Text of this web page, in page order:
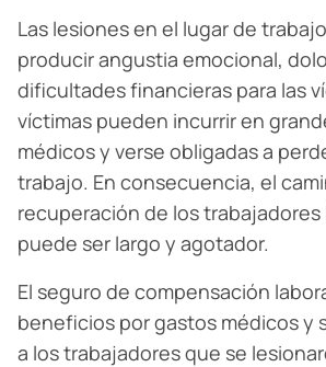
Las lesiones en el lugar de
producir angustia emocional,
dificultades financieras para las
víctimas pueden incurrir en
médicos y verse obligadas a
trabajo. En consecuencia, el
recuperación de los
puede ser largo y agotador.
El seguro de compensación
beneficios por gastos médicos y
a los trabajadores que se